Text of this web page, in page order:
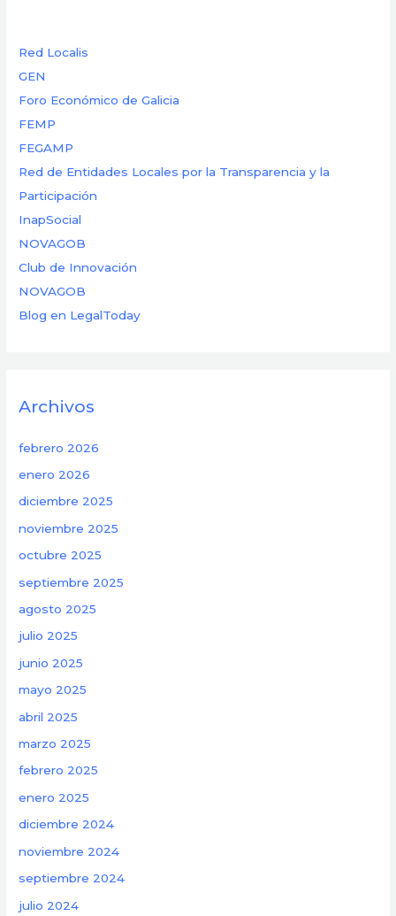
Red Localis
GEN
Foro Económico de Galicia
FEMP
FEGAMP
Red de Entidades Locales por la Transparencia y la
Participación
InapSocial
NOVAGOB
Club de Innovación
NOVAGOB
Blog en LegalToday
Archivos
febrero 2026
enero 2026
diciembre 2025
noviembre 2025
octubre 2025
septiembre 2025
agosto 2025
julio 2025
junio 2025
mayo 2025
abril 2025
marzo 2025
febrero 2025
enero 2025
diciembre 2024
noviembre 2024
septiembre 2024
julio 2024